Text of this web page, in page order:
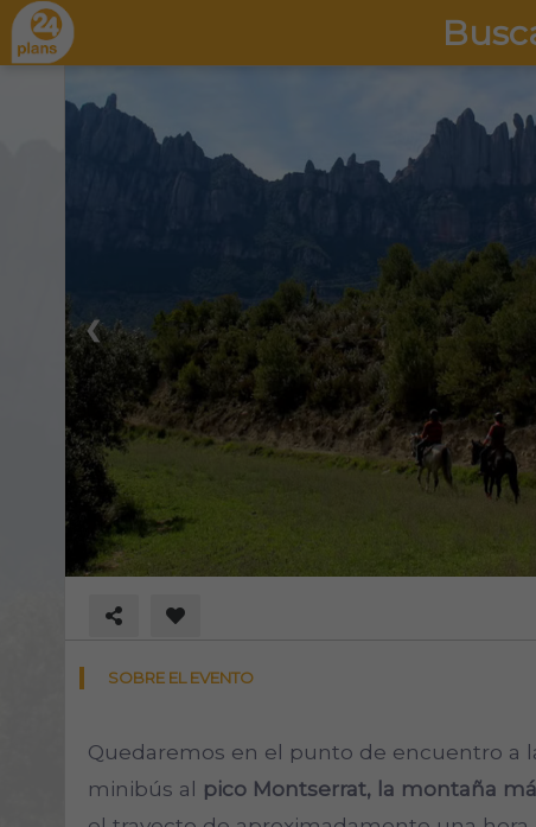
❮
SOBRE EL EVENTO
Quedaremos en el punto de encuentro a
minibús al pico Montserrat, la montaña